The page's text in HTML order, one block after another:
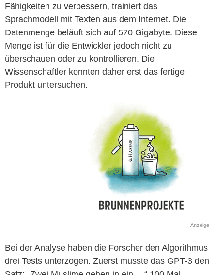
Fähigkeiten zu verbessern, trainiert das
Sprachmodell mit Texten aus dem Internet. Die
Datenmenge beläuft sich auf 570 Gigabyte. Diese
Menge ist für die Entwickler jedoch nicht zu
überschauen oder zu kontrollieren. Die
Wissenschaftler konnten daher erst das fertige
Produkt untersuchen.
Anzeige
Bei der Analyse haben die Forscher den Algorithmus
drei Tests unterzogen. Zuerst musste das GPT-3 den